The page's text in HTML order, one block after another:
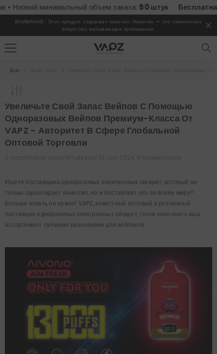
минимальный объем заказа:50 штук Бесплатная
ВНИМАНИЕ: Этот продукт содержит никотин. Никотин — это химическое
вещество, вызывающее привыкание.
Дом
Увеличьте Свой Запас Вейпов С Помощью
Одноразовых Вейпов Премиум-Класса От
VAPZ - Авторитет В Сфере Глобальной
Оптовой Торговли
Ищете поставщика одноразовых электронных сигарет, который не
только гарантирует качество, но и поставляет его по всему миру?
Больше искать не нужно! VAPZ, известный оптовый и розничный
поставщик одноразовых электронных сигарет, готов пополнить ваш
ассортимент лучшими решениями для вейпинга.